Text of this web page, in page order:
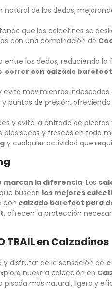
natural de los dedos,
que los calcetines se
con una combinación de
entre los dedos, reduciendo la
correr con calzado barefoot
evita movimientos indeseados
y puntos de presión,
y evita la entrada de piedras
pies secos y frescos en todo
y cualquier actividad que
marcan la diferencia. Los
buscan los mejores
con calzado barefoot para
, ofrecen la protección
en Calzadinos
disfrutar de la sensación de
nuestra colección en
más natural, ligera y